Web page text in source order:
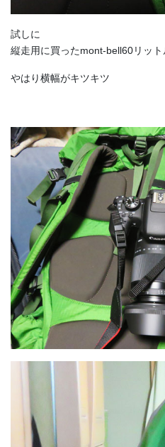
試しに
縦走用に買ったmont-bell60リッ
やはり横幅がキツキツ